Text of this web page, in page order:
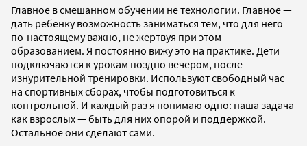
Главное в смешанном обучении не технологии. Главное —
дать ребенку возможность заниматься тем, что для него
по-настоящему важно, не жертвуя при этом
образованием. Я постоянно вижу это на практике. Дети
подключаются к урокам поздно вечером, после
изнурительной тренировки. Используют свободный час
на спортивных сборах, чтобы подготовиться к
контрольной. И каждый раз я понимаю одно: наша задача
как взрослых — быть для них опорой и поддержкой.
Остальное они сделают сами.